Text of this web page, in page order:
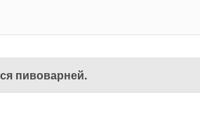
пивоварней.